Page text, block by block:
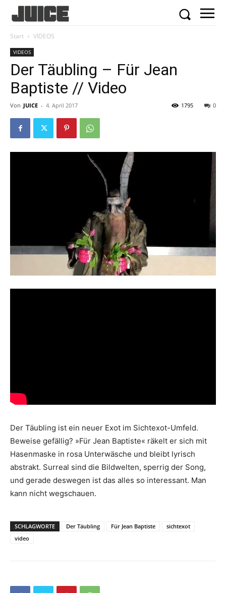
Start VIDEOS
VIDEOS
Der Täubling – Für Jean
Baptiste // Video
Von JUICE - 4. April 2017 0
1795
Der Täubling ist ein neuer Exot im Sichtexot-Umfeld.
Beweise gefällig? »Für Jean Baptiste« räkelt er sich mit
Hasenmaske in rosa Unterwäsche und bleibt lyrisch
abstrakt. Surreal sind die Bildwelten, sperrig der Song,
und gerade deswegen ist das alles so interessant. Man
kann nicht wegschauen.
SCHLAGWORTE Der Täubling Für Jean Baptiste
sichtexot
video